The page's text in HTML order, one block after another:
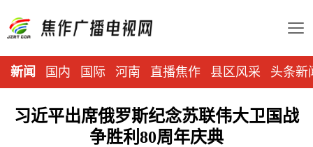
新闻 国内 国际 河南 直播焦作 县区风采 头条新
习近平出席俄罗斯纪念苏联伟大卫国战
争胜利80周年庆典